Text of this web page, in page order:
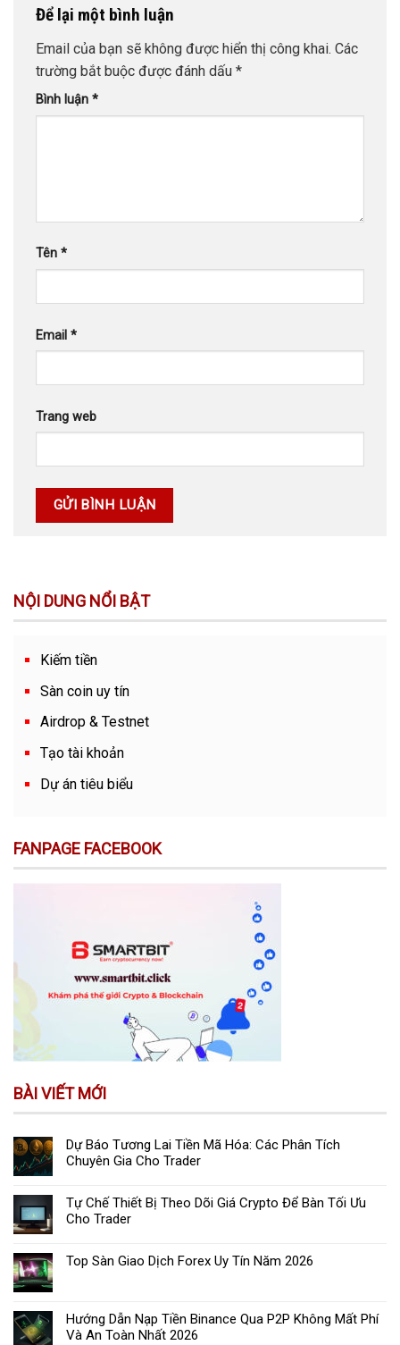
Để lại một bình luận
Email của bạn sẽ không được hiển thị công khai. Các
trường bắt buộc được đánh dấu *
Bình luận *
Tên *
Email *
Trang web
NỘI DUNG NỔI BẬT
Kiếm tiền
Sàn coin uy tín
Airdrop & Testnet
Tạo tài khoản
Dự án tiêu biểu
FANPAGE FACEBOOK
BÀI VIẾT MỚI
Dự Báo Tương Lai Tiền Mã Hóa: Các Phân Tích
Chuyên Gia Cho Trader
Tự Chế Thiết Bị Theo Dõi Giá Crypto Để Bàn Tối Ưu
Cho Trader
Top Sàn Giao Dịch Forex Uy Tín Năm 2026
Hướng Dẫn Nạp Tiền Binance Qua P2P Không Mất Phí
Và An Toàn Nhất 2026